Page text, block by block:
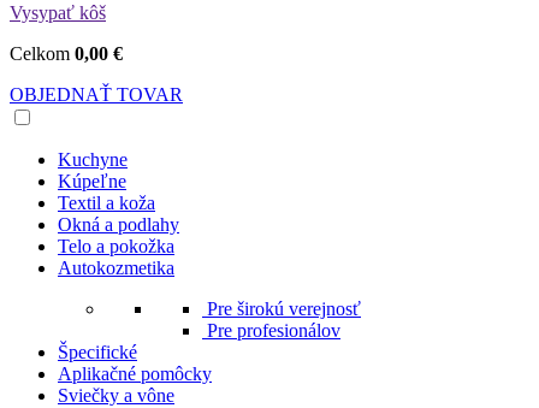
Vysypať kôš
Celkom 0,00 €
OBJEDNAŤ TOVAR
Kuchyne
Kúpeľne
Textil a koža
Okná a podlahy
Telo a pokožka
Autokozmetika
Pre širokú verejnosť
Pre profesionálov
Špecifické
Aplikačné pomôcky
Sviečky a vône